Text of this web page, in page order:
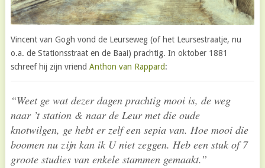
Vincent van Gogh vond de Leurseweg (of het Leursestraatje, nu
o.a. de Stationsstraat en de Baai) prachtig. In oktober 1881
schreef hij zijn vriend Anthon van Rappard:
“Weet ge wat dezer dagen prachtig mooi is, de weg
naar ’t station & naar de Leur met die oude
knotwilgen, ge hebt er zelf een sepia van. Hoe mooi die
boomen nu zijn kan ik U niet zeggen. Heb een stuk of 7
groote studies van enkele stammen gemaakt.”